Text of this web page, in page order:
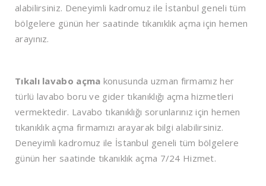
alabilirsiniz. Deneyimli kadromuz ile İstanbul geneli tüm
bölgelere günün her saatinde tıkanıklık açma için hemen
arayınız.
Tıkalı lavabo açma konusunda uzman firmamız her
türlü lavabo boru ve gider tıkanıklığı açma hizmetleri
vermektedir. Lavabo tıkanıklığı sorunlarınız için hemen
tıkanıklık açma firmamızı arayarak bilgi alabilirsiniz.
Deneyimli kadromuz ile İstanbul geneli tüm bölgelere
günün her saatinde tıkanıklık açma 7/24 Hizmet.